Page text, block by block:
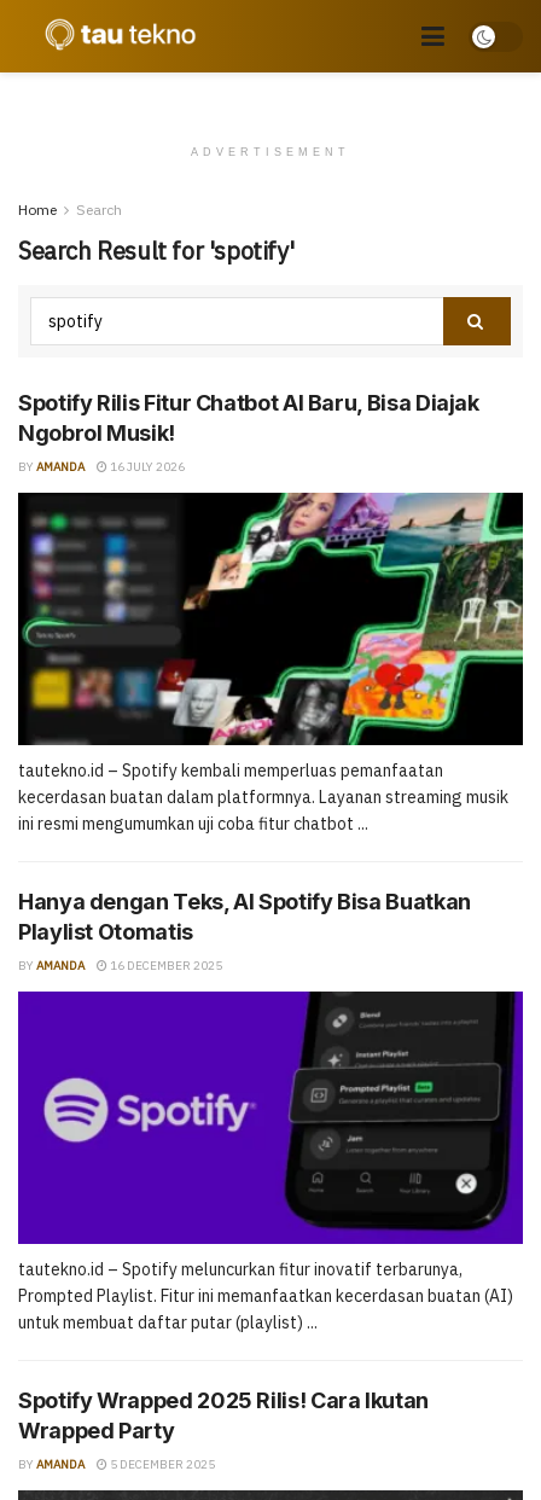
ADVERTISEMENT
Home Search
Search Result for 'spotify'
Spotify Rilis Fitur Chatbot AI Baru, Bisa Diajak
Ngobrol Musik!
BY AMANDA 16 JULY 2026
tautekno.id – Spotify kembali memperluas pemanfaatan
kecerdasan buatan dalam platformnya. Layanan streaming musik
ini resmi mengumumkan uji coba fitur chatbot ...
Hanya dengan Teks, AI Spotify Bisa Buatkan
Playlist Otomatis
BY AMANDA 16 DECEMBER 2025
tautekno.id – Spotify meluncurkan fitur inovatif terbarunya,
Prompted Playlist. Fitur ini memanfaatkan kecerdasan buatan (AI)
untuk membuat daftar putar (playlist) ...
Spotify Wrapped 2025 Rilis! Cara Ikutan
Wrapped Party
BY AMANDA 5 DECEMBER 2025